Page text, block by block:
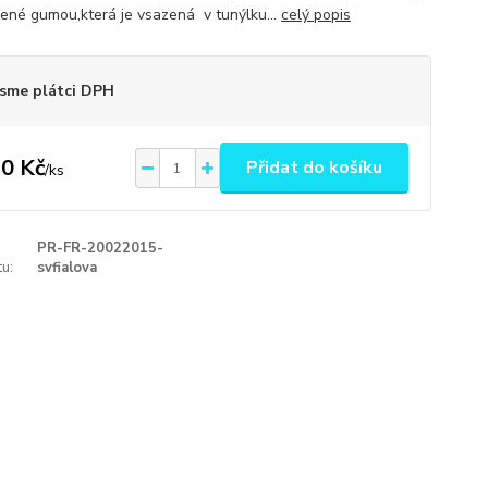
gumou,která je vsazená v tunýlku... celý popis
plátci DPH
Kč/ks Přidat do košíku
PR-FR-20022015-
svfialova